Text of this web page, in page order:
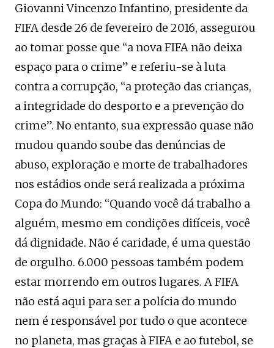
Giovanni Vincenzo Infantino, presidente da
FIFA desde 26 de fevereiro de 2016, assegurou
ao tomar posse que “a nova FIFA não deixa
espaço para o crime” e referiu-se à luta
contra a corrupção, “a proteção das crianças,
a integridade do desporto e a prevenção do
crime”. No entanto, sua expressão quase não
mudou quando soube das denúncias de
abuso, exploração e morte de trabalhadores
nos estádios onde será realizada a próxima
Copa do Mundo: “Quando você dá trabalho a
alguém, mesmo em condições difíceis, você
dá dignidade. Não é caridade, é uma questão
de orgulho. 6.000 pessoas também podem
estar morrendo em outros lugares. A FIFA
não está aqui para ser a polícia do mundo
nem é responsável por tudo o que acontece
no planeta, mas graças à FIFA e ao futebol, se